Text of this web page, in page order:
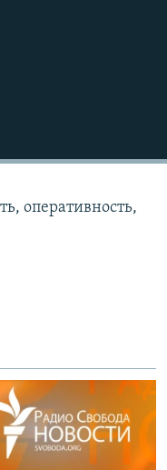
оперативность,